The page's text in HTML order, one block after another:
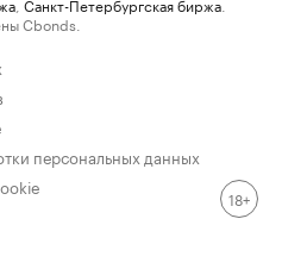
Санкт-Петербургская биржа
Cbonds.
персональных данных
18+